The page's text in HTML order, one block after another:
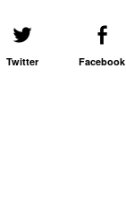
Twitter Facebook